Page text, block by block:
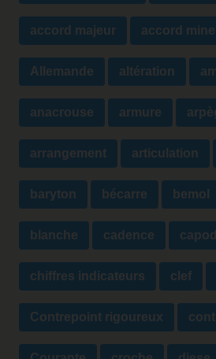
accord majeur accord
Allemande altération
anacrouse armure
arrangement articulation
baryton bécarre bemol
blanche cadence
chiffres indicateurs clef
Contrepoint rigoureux